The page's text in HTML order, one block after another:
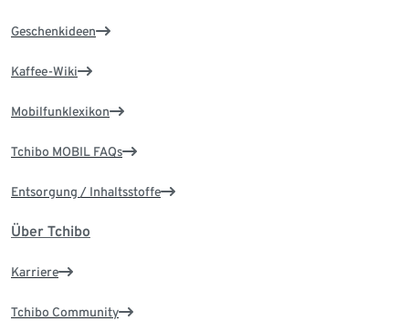
Geschenkideen
Kaffee-Wiki
Mobilfunklexikon
Tchibo MOBIL FAQs
Entsorgung / Inhaltsstoffe
Über Tchibo
Karriere
Tchibo Community